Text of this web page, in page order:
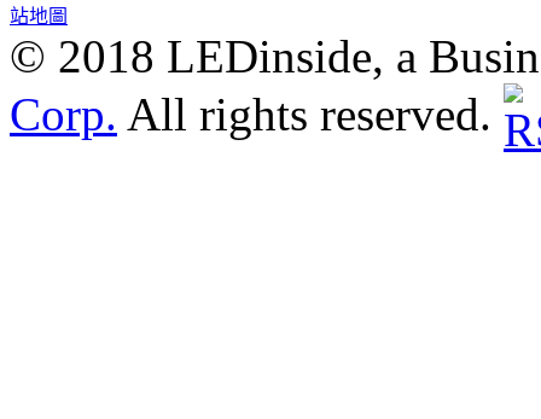
站地圖
© 2018 LEDinside, a
Corp. All rights reserved.